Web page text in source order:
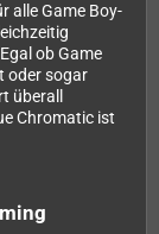
alle Game Boy-
ob Game
oder sogar
überall
Chromatic ist